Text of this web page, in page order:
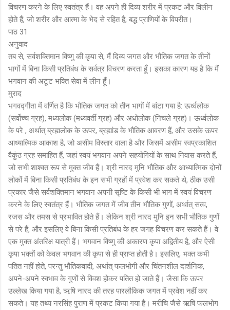
विचरण करने के लिए स्वतंत्र हैं। वह अपने ही दिव्य शरीर में प्रकट और विलीन
होते हैं, जो शरीर और आत्मा के भेद से रहित है, बद्ध प्राणियों के विपरीत।
पाठ 31
अनुवाद
तब से, सर्वशक्तिमान विष्णु की कृपा से, मैं दिव्य जगत और भौतिक जगत के तीनों
भागों में बिना किसी प्रतिबंध के सर्वत्र विचरण करता हूँ। इसका कारण यह है कि मैं
भगवान की अटूट भक्ति सेवा में लीन हूँ।
मुराद
भगवद्गीता में वर्णित है कि भौतिक जगत को तीन भागों में बांटा गया है: ऊर्ध्वलोक
(सर्वोच्च ग्रह), मध्यलोक (मध्यवर्ती ग्रह) और अधोलोक (निचले ग्रह)। ऊर्ध्वलोक
के परे , अर्थात् ब्रह्मलोक के ऊपर, ब्रह्मांड के भौतिक आवरण हैं, और उसके ऊपर
आध्यात्मिक आकाश है, जो असीम विस्तार वाला है और जिसमें असीम स्वप्रकाशित
वैकुंठ ग्रह समाहित हैं, जहां स्वयं भगवान अपने सहयोगियों के साथ निवास करते हैं,
जो सभी शाश्वत रूप से मुक्त जीव हैं। श्री नारद मुनि भौतिक और आध्यात्मिक दोनों
लोकों में बिना किसी प्रतिबंध के इन सभी ग्रहों में प्रवेश कर सकते थे, ठीक उसी
प्रकार जैसे सर्वशक्तिमान भगवान अपनी सृष्टि के किसी भी भाग में स्वयं विचरण
करने के लिए स्वतंत्र हैं। भौतिक जगत में जीव तीन भौतिक गुणों, अर्थात् सत्व,
रजस और तमस से प्रभावित होते हैं। लेकिन श्री नारद मुनि इन सभी भौतिक गुणों
से परे हैं, और इसलिए वे बिना किसी प्रतिबंध के हर जगह विचरण कर सकते हैं। वे
एक मुक्त अंतरिक्ष यात्री हैं। भगवान विष्णु की अकारण कृपा अद्वितीय है, और ऐसी
कृपा भक्तों को केवल भगवान की कृपा से ही प्राप्त होती है। इसलिए, भक्त कभी
पतित नहीं होते, परन्तु भौतिकवादी, अर्थात् फलभोगी और चिंतनशील दार्शनिक,
अपने-अपने स्वभाव के गुणों से विवश होकर पतित हो जाते हैं। जैसा कि ऊपर
उल्लेख किया गया है, ऋषि नारद की तरह पारलौकिक जगत में प्रवेश नहीं कर
सकते। यह तथ्य नरसिंह पुराण में प्रकट किया गया है। मरीचि जैसे ऋषि फलभोग